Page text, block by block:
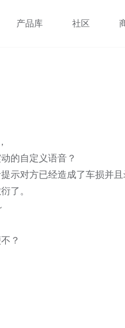
产品库 社区
的自定义语音？
示对方已经造成了车损并
了。